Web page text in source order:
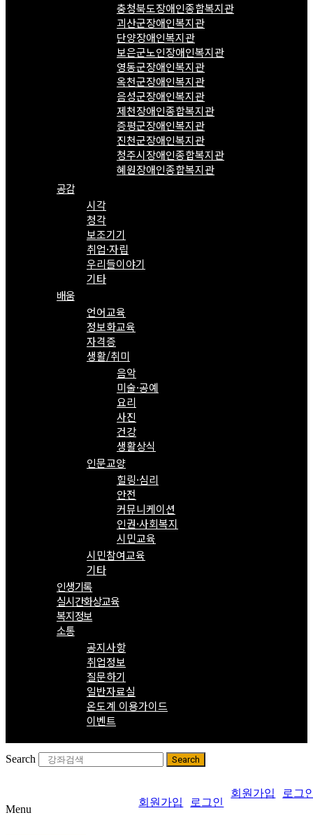
충청북도장애인종합복지관
괴산군장애인복지관
단양장애인복지관
보은군노인장애인복지관
영동군장애인복지관
옥천군장애인복지관
음성군장애인복지관
제천장애인종합복지관
증평군장애인복지관
진천군장애인복지관
청주시장애인종합복지관
혜원장애인종합복지관
공감
시각
청각
보조기기
취업·자립
우리들이야기
기타
배움
언어교육
정보화교육
자격증
생활/취미
음악
미술·공예
요리
사진
건강
생활상식
인문교양
힐링·심리
안전
커뮤니케이션
인권·사회복지
시민교육
시민참여교육
기타
인생기록
실시간화상교육
복지정보
소통
공지사항
취업정보
질문하기
일반자료실
온도계 이용가이드
이벤트
Search Search
회원가입 로그
회원가입 로그인
Menu